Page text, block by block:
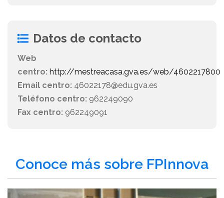
Datos de contacto
Web
centro: http://mestreacasa.gva.es/web/4602217800
Email centro: 46022178@edu.gva.es
Teléfono centro: 962249090
Fax centro: 962249091
Conoce más sobre FPInnova